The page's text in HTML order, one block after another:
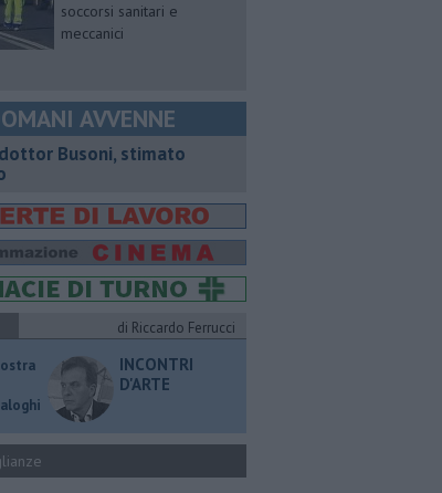
soccorsi sanitari e
meccanici
AVVENNE
Busoni, stimato
di Riccardo Ferrucci
INCONTRI
D'ARTE